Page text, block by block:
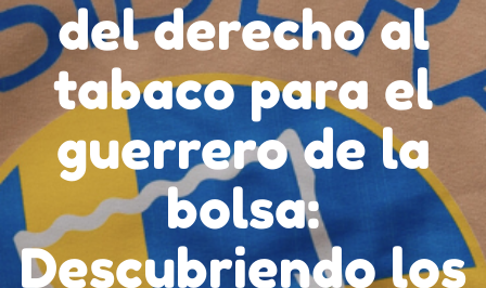
del derecho al
tabaco para el
guerrero de la
bolsa:
Descubriendo los